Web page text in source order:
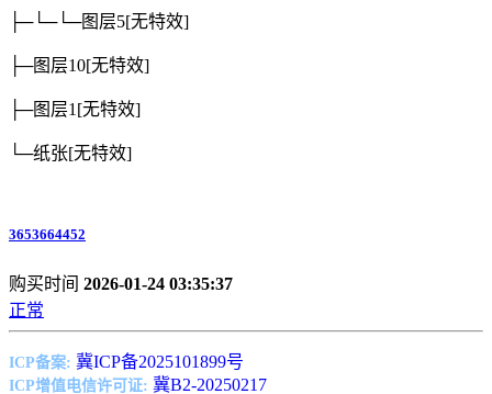
├─└─└─图层5[无特效]
├─图层10[无特效]
├─图层1 [无特效]
└─纸张[无特效]
3653664452
购买时间 2026-01-24 03:35:37
正常
ICP备案: 冀ICP备2025101899号
ICP增值电信许可证: 冀B2-20250217